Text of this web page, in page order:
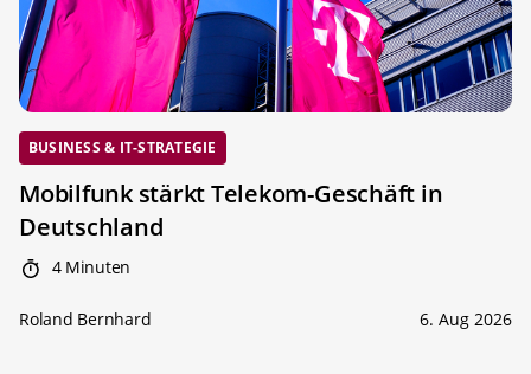
BUSINESS & IT-STRATEGIE
Mobilfunk stärkt Telekom-Geschäft in
Deutschland
4 Minuten
Roland Bernhard 6. Aug 2026